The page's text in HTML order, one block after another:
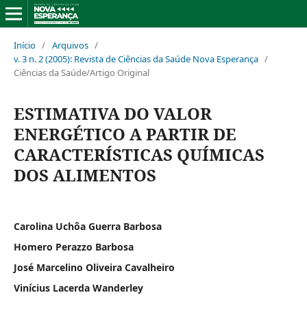
Início / Arquivos /
v. 3 n. 2 (2005): Revista de Ciências da Saúde Nova Esperança /
Ciências da Saúde/Artigo Original
ESTIMATIVA DO VALOR
ENERGÉTICO A PARTIR DE
CARACTERÍSTICAS QUÍMICAS
DOS ALIMENTOS
Carolina Uchôa Guerra Barbosa
Homero Perazzo Barbosa
José Marcelino Oliveira Cavalheiro
Vinícius Lacerda Wanderley